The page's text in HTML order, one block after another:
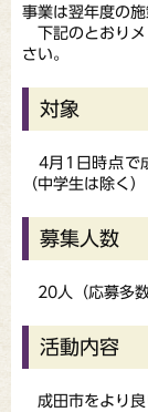
事業は翌年度の施
下記のとおりメ
さい。
対象
4月1日時点で
（中学生は除く）
募集人数
20人（応募多数
活動内容
成田市をより良